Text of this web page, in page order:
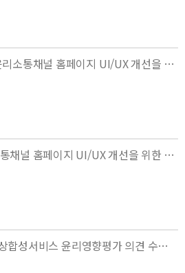
[당첨자 발표] 인공지능 윤리소통채널 홈페이지 UI/UX 개선을 위한 설문조사 당첨자 발표
[이벤트] 인공지능 윤리소통채널 홈페이지 UI/UX 개선을 위한 설문조사
[당첨자 발표] 2024 AI 영상합성서비스 윤리영향평가 의견 수렴 이벤트 당첨자 발표